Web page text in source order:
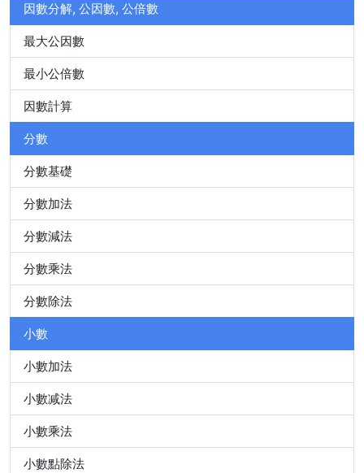
因數分解, 公因數, 公倍數
最大公因數
最小公倍數
因數計算
分數
分數基礎
分數加法
分數減法
分數乘法
分數除法
小數
小數加法
小數减法
小數乘法
小數點除法